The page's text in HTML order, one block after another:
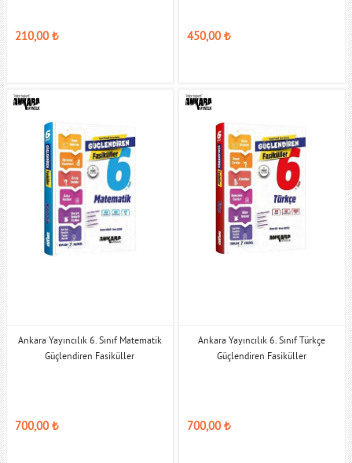
210,00₺ 450,00₺
Ankara Yayıncılık 6. Sınıf Matematik
Güçlendiren Fasiküller
700,00₺
Ankara Yayıncılık 6. Sınıf Türkçe
Güçlendiren Fasiküller
700,00₺